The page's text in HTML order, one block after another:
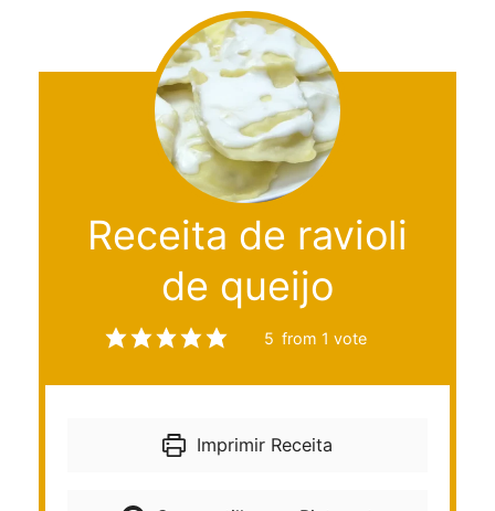
Receita de ravioli
de queijo
5 from 1 vote
Imprimir Receita